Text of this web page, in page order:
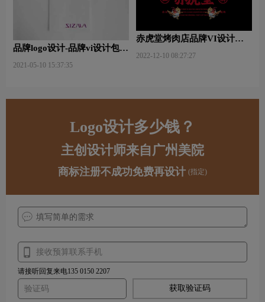
品牌logo设计-品牌vi设计包括
2021-05-10 15:37:35
赤虎堂烤肉店品牌VI设计赏
2022-12-10 08:27:27
Logo设计多少钱？
主创设计师来自广州美院
商标注册不成功免费再设计 (指定)
请接听回复来电135 0150 2207
获取验证码